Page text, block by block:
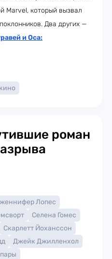
Marvel, который вызвал
Два других —
и Оса:
кино
роман
Лопес
Селена Гомес
Скарлетт Йоханссон
Джейк Джилленхол